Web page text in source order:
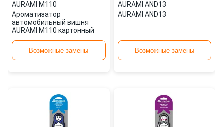
AURAMI ·M110
Ароматизатор
автомобильный вишня
AURAMI M110 картонный
Возможные замены
AURAMI ·AND13
AURAMI AND13
Возможные замены